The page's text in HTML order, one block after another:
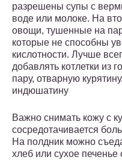
разрешены супы с
воде или молоке. На
овощи, тушенные на
которые не способны
кислотности. Лучше
добавлять котлетки из
пару, отварную
индюшатину
Важно снимать кожу с
сосредотачивается
На полдник можно
хлеб или сухое печенье